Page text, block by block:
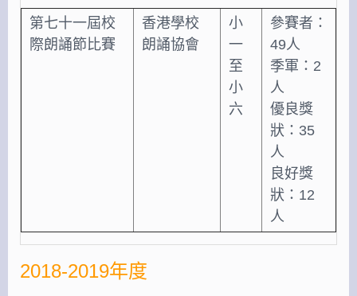
第七十一屆校
際朗誦節比賽
香港學校
朗誦協會
小
一
至
小
六
參賽者：
49人
季軍：2
人
優良獎
狀：35
人
良好獎
狀：12
人
2018-2019年度